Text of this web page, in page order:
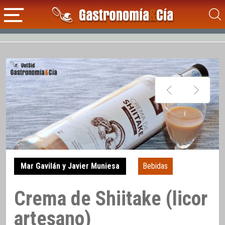
Mar Gavilán y Javier Muniesa Bebidas
Crema de Shiitake (licor
artesano)